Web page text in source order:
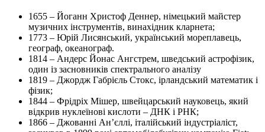
1655 – Йоганн Христоф Деннер, німецький майстер
музичних інструментів, винахідник кларнета;
1773 – Юрій Лисянський, український мореплавець,
географ, океанограф.
1814 – Андерс Йонас Ангстрем, шведський астрофізик,
один із засновників спектрального аналізу
1819 – Джордж Габрієль Стокс, ірландський математик і
фізик;
1844 – Фрідріх Мішер, швейцарський науковець, який
відкрив нуклеїнові кислоти – ДНК і РНК;
1866 – Джованні Ан’єллі, італійський індустріаліст,